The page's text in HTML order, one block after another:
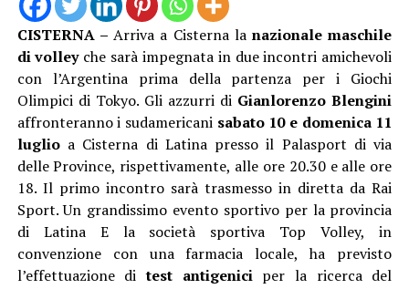
CISTERNA –Arriva a Cisterna lanazionale maschile
di volleyche sarà impegnata in due incontri amichevoli
con l’Argentina prima della partenza per i Giochi
Olimpici di Tokyo. Gli azzurri di Gianlorenzo Blengini
affronteranno i sudamericani sabato 10 e domenica 11
luglioa Cisterna di Latina presso il Palasport di via
delle Province, rispettivamente, alle ore 20.30 e alle ore
18. Il primo incontro sarà trasmesso in diretta da Rai
Sport. Un grandissimo evento sportivo per la provincia
di Latina E la società sportiva Top Volley, in
convenzione con una farmacia locale, ha previsto
l’effettuazione ditest antigenici per la ricerca del